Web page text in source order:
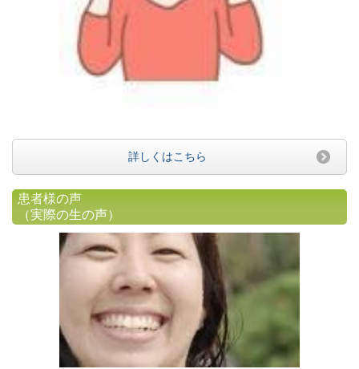
詳しくはこちら
患者様の声
（実際の生の声）